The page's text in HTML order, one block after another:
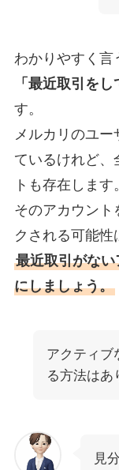
わかりやすく言
「最近取引を
す。
メルカリのユー
ているけれど、
トも存在します。
そのアカウント
クされる可能性
最近取引がな
にしましょう。
アクティブ
る方法はあ
見